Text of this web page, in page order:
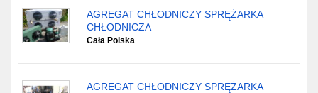
AGREGAT CHŁODNICZY SPRĘŻARKA
CHŁODNICZA
Cała Polska
AGREGAT CHŁODNICZY SPRĘŻARKA